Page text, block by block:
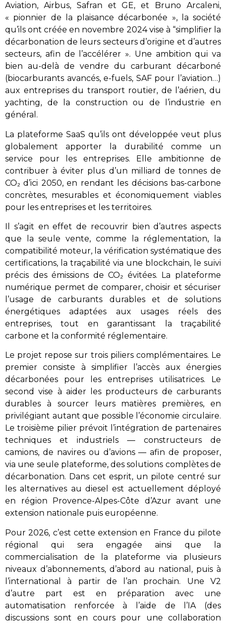
Aviation, Airbus, Safran et GE, et Bruno Arcaleni,
« pionnier de la plaisance décarbonée », la société
qu’ils ont créée en novembre 2024 vise à “simplifier la
décarbonation de leurs secteurs d’origine et d’autres
secteurs, afin de l’accélérer ». Une ambition qui va
bien au-delà de vendre du carburant décarboné
(biocarburants avancés, e-fuels, SAF pour l’aviation…)
aux entreprises du transport routier, de l’aérien, du
yachting, de la construction ou de l’industrie en
général.
La plateforme SaaS qu’ils ont développée veut plus
globalement apporter la durabilité comme un
service pour les entreprises. Elle ambitionne de
contribuer à éviter plus d’un milliard de tonnes de
CO₂ d’ici 2050, en rendant les décisions bas-carbone
concrètes, mesurables et économiquement viables
pour les entreprises et les territoires.
Il s’agit en effet de recouvrir bien d’autres aspects
que la seule vente, comme la réglementation, la
compatibilité moteur, la vérification systématique des
certifications, la traçabilité via une blockchain, le suivi
précis des émissions de CO₂ évitées. La plateforme
numérique permet de comparer, choisir et sécuriser
l’usage de carburants durables et de solutions
énergétiques adaptées aux usages réels des
entreprises, tout en garantissant la traçabilité
carbone et la conformité réglementaire.
Le projet repose sur trois piliers complémentaires. Le
premier consiste à simplifier l’accès aux énergies
décarbonées pour les entreprises utilisatrices. Le
second vise à aider les producteurs de carburants
durables à sourcer leurs matières premières, en
privilégiant autant que possible l’économie circulaire.
Le troisième pilier prévoit l’intégration de partenaires
techniques et industriels — constructeurs de
camions, de navires ou d’avions — afin de proposer,
via une seule plateforme, des solutions complètes de
décarbonation. Dans cet esprit, un pilote centré sur
les alternatives au diesel est actuellement déployé
en région Provence-Alpes-Côte d’Azur avant une
extension nationale puis européenne.
Pour 2026, c’est cette extension en France du pilote
régional qui sera engagée ainsi que la
commercialisation de la plateforme via plusieurs
niveaux d’abonnements, d’abord au national, puis à
l’international à partir de l’an prochain. Une V2
d’autre part est en préparation avec une
automatisation renforcée à l’aide de l’IA (des
discussions sont en cours pour une collaboration